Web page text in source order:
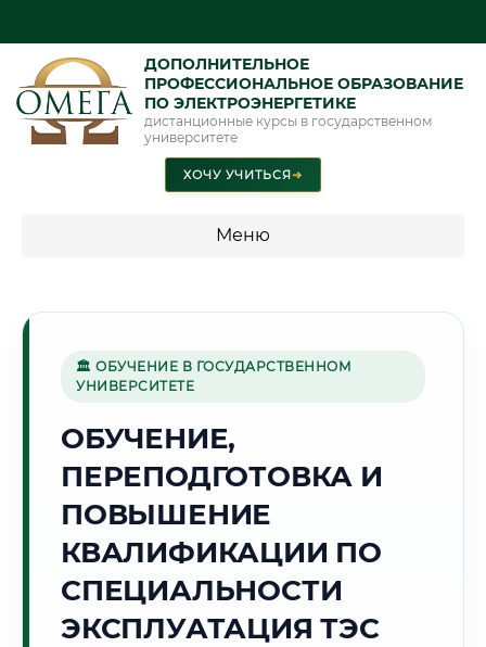
ДОПОЛНИТЕЛЬНОЕ
ПРОФЕССИОНАЛЬНОЕ ОБРАЗОВАНИЕ
ПО ЭЛЕКТРОЭНЕРГЕТИКЕ
дистанционные курсы в государственном
университете
ХОЧУ УЧИТЬСЯ➜
Меню
🦅
Г. ОРЁЛ
Точное местное время:
07:00:08
Пятница, 7 Августа
2026 г.
Погода в г. Орёл:🌤️ +22°C Преимущественно ясно
🏛 ОБУЧЕНИЕ В ГОСУДАРСТВЕННОМ
УНИВЕРСИТЕТЕ
ОБУЧЕНИЕ,
ПЕРЕПОДГОТОВКА И
ПОВЫШЕНИЕ
КВАЛИФИКАЦИИ ПО
СПЕЦИАЛЬНОСТИ
ЭКСПЛУАТАЦИЯ ТЭС